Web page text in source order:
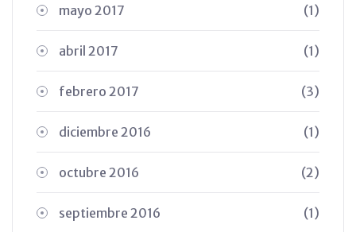
mayo 2017 (1)
abril 2017 (1)
febrero 2017 (3)
diciembre 2016 (1)
octubre 2016 (2)
septiembre 2016 (1)